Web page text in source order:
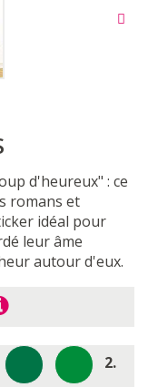
d'heureux" : ce
romans et
idéal pour
leur âme
autour d'eux.
2.